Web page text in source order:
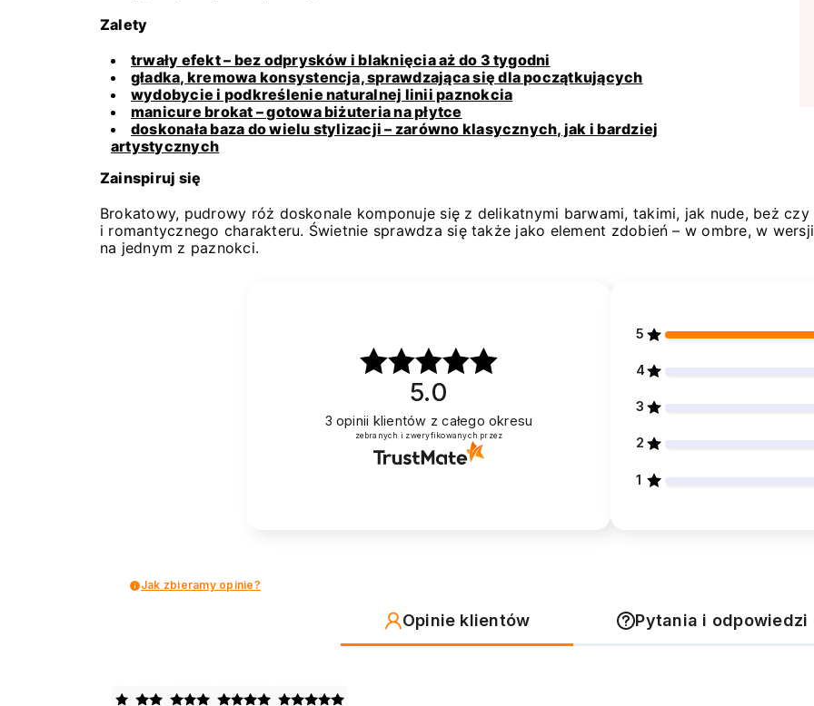
Zalety
trwały efekt – bez odprysków i blaknięcia aż do 3 tygodni
gładka, kremowa konsystencja, sprawdzająca się dla początkujących
wydobycie i podkreślenie naturalnej linii paznokcia
manicure brokat – gotowa biżuteria na płytce
doskonała baza do wielu stylizacji – zarówno klasycznych, jak i bardziej
artystycznych
Zainspiruj się
Brokatowy, pudrowy róż doskonale komponuje się z delikatnymi barwami, takimi, jak nude, beż
i romantycznego charakteru. Świetnie sprawdza się także jako element zdobień – w ombre, w
na jednym z paznokci.
5.0
3 opinii klientów z całego okresu
zebranych i zweryfikowanych przez
5
4
3
2
1
Jak zbieramy opinie?
Opinie klientów Pytania i odpowiedzi